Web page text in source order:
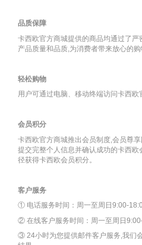
品质保障
卡西欧官方商城提供的商品均通过了
产品质量和品质,为消费者带来放心的购
轻松购物
用户可通过电脑、移动终端访问卡西欧
会员积分
卡西欧官方商城推出会员制度,会员尊
提交完整个人信息并确认成功的卡西
径获得卡西欧会员积分。
客户服务
① 电话服务时间：周一至周日9:00-
② 在线客户服务时间：周一至周日
③ 24小时为您提供邮件客户服务,我们